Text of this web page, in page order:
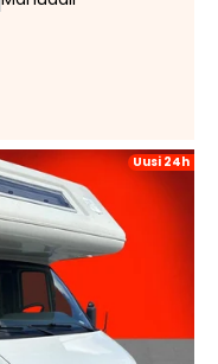
Uusi 24h